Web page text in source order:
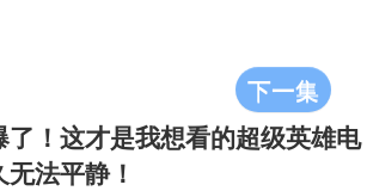
下一集
了！这才是我想看的超级英雄电
法平静！